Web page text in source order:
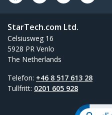
StarTech.com Ltd.
Celsiusweg 16
5928 PR Venlo
The Netherlands
Telefon: +46 8 517 613 28
Tullfritt: 0201 605 928